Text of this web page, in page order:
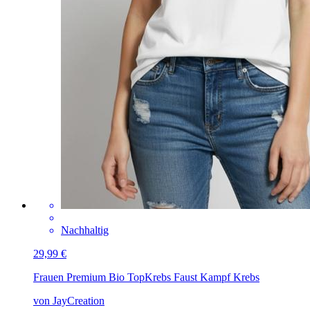
Nachhaltig
29,99 €
Frauen Premium Bio TopKrebs Faust Kampf Krebs
von JayCreation